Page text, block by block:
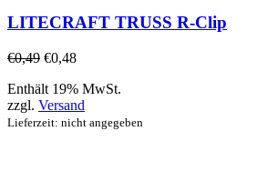
LITECRAFT TRUSS R-Clip
€0,49 €0,48
Enthält 19% MwSt.
zzgl. Versand
Lieferzeit: nicht angegeben